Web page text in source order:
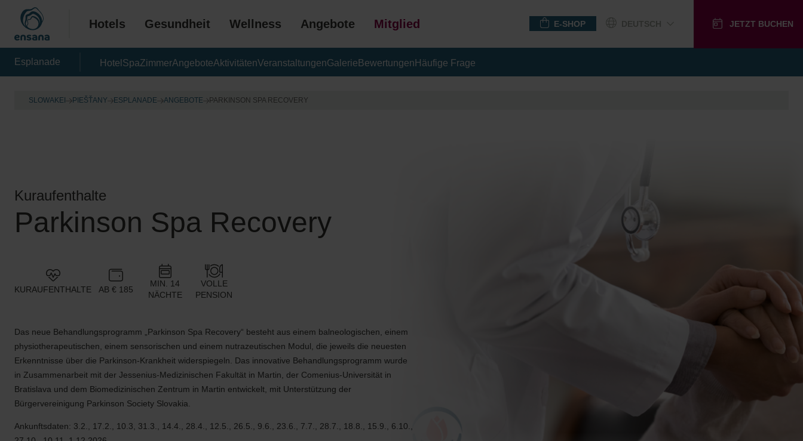
Hotels Gesundheit Wellness Angebote Mitgliedschaft E-SHOP JETZT BUCHEN
Esplanade Hotel SpaZimmerAngeboteAktivitätenVeranstaltungenGalerie Bewertungen Häufige Frage
SLOWAKEI PIEŠŤANY ESPLANADE ANGEBOTE PARKINSON SPA RECOVERY
Kuraufenthalte
Parkinson Spa Recovery
KURAUFENTHALTE AB € 185
MIN. 14
NÄCHTE
VOLLE
PENSION
Das neue Behandlungsprogramm „Parkinson Spa Recovery“ besteht aus einem balneologischen, einem
physiotherapeutischen, einem sensorischen und einem nutrazeutischen Modul, die jeweils die neuesten
Erkenntnisse über die Parkinson-Krankheit widerspiegeln. Das innovative Behandlungsprogramm wurde
in Zusammenarbeit mit der Jessenius-Medizinischen Fakultät in Martin, der Comenius-Universität in
Bratislava und dem Biomedizinischen Zentrum in Martin entwickelt, mit Unterstützung der
Bürgervereinigung Parkinson Society Slovakia.
Ankunftsdaten: 3.2., 17.2., 10.3, 31.3., 14.4., 28.4., 12.5., 26.5., 9.6., 23.6., 7.7., 28.7., 18.8., 15.9., 6.10.,